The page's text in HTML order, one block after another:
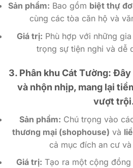
Sản phẩm: Bao gồm biệt thự
cùng các tòa căn hộ và
Giá trị: Phù hợp với những
trọng sự tiện nghi và dễ
3. Phân khu Cát Tường: Đây
và nhộn nhịp, mang lại
vượt
Sản phẩm: Chú trọng vào
thương mại (shophouse) và
cả mục đích an cư
Giá trị: Tạo ra một cộng